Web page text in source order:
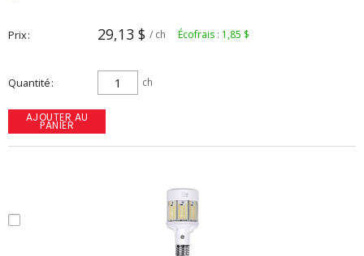
Prix 29,13 $ / ch Écofrais : 1,85 $
Quantité ch
AJOUTER AU
PANIER